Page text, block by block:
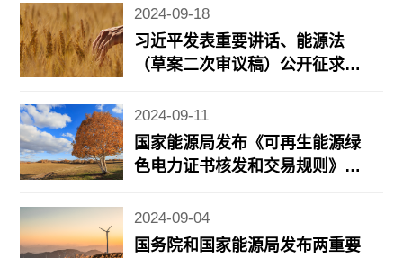
2024-09-18
习近平发表重要讲话、能源法
（草案二次审议稿）公开征求意
情况公布……
2024-09-11
国家能源局发布《可再生能源绿
色电力证书核发和交易规则》、
方风光储新政……
2024-09-04
国务院和国家能源局发布两重要